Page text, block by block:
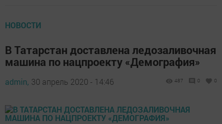
НОВОСТИ
В Татарстан доставлена ледозаливочная
машина по нацпроекту «Демография»
admin, 30 апрель 2020 - 14:46 487 0 0